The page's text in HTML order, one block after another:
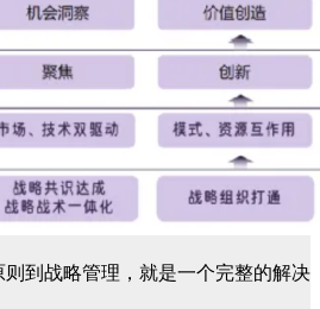
到战略管理，就是一个完整的解决